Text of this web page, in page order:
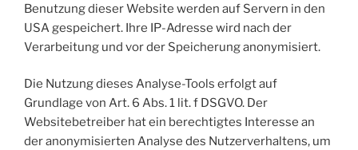
Benutzung dieser Website werden auf Servern in den
USA gespeichert. Ihre IP-Adresse wird nach der
Verarbeitung und vor der Speicherung anonymisiert.
Die Nutzung dieses Analyse-Tools erfolgt auf
Grundlage von Art. 6 Abs. 1 lit. f DSGVO. Der
Websitebetreiber hat ein berechtigtes Interesse an
der anonymisierten Analyse des Nutzerverhaltens, um